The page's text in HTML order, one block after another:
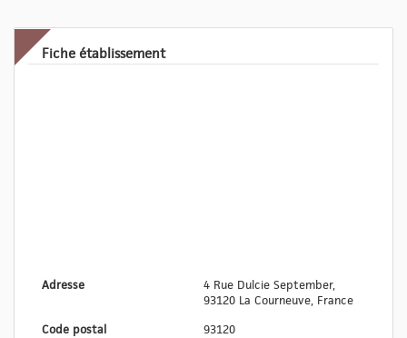
Fiche établissement
Adresse
4 Rue Dulcie September,
93120 La Courneuve, France
Code postal
93120